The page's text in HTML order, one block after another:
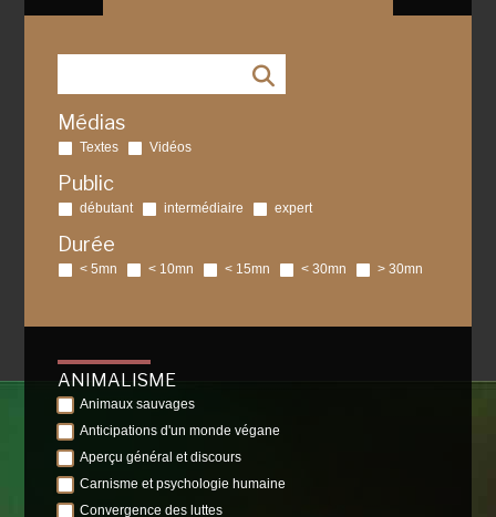
Médias
Textes Vidéos
Public
débutant intermédiaire expert
Durée
< 5mn < 10mn < 15mn < 30mn > 30mn
ANIMALISME
Animaux sauvages
Anticipations d'un monde végane
Aperçu général et discours
Carnisme et psychologie humaine
Convergence des luttes